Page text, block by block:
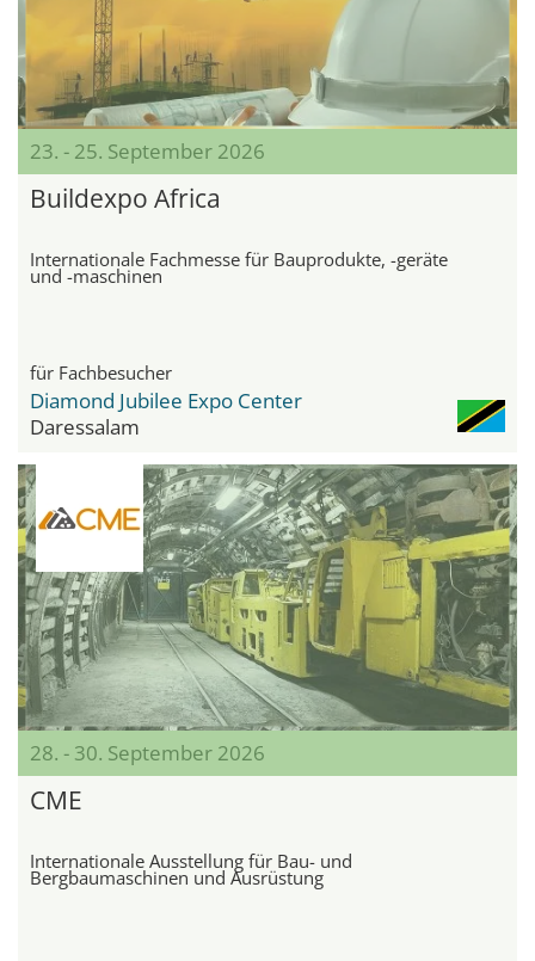
23. - 25. September 2026
Buildexpo Africa
Internationale Fachmesse für Bauprodukte, -geräte
und -maschinen
für Fachbesucher
Diamond Jubilee Expo Center
Daressalam
28. - 30. September 2026
CME
Internationale Ausstellung für Bau- und
Bergbaumaschinen und Ausrüstung